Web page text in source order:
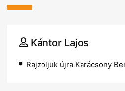
Kántor Lajos
Rajzoljuk újra Karácsony